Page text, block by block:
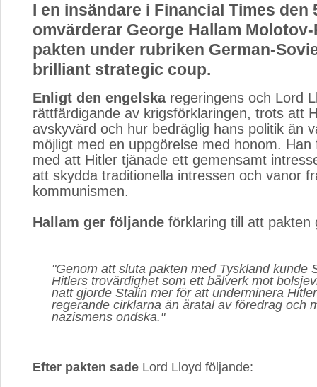
I en insändare i Financial Times den
omvärderar George Hallam
pakten under rubriken German-
brilliant strategic coup.
Enligt den engelskaregeringens och Lord
rättfärdigande av krigsförklaringen, trots att
avskyvärd och hur bedräglig hans politik än
möjligt med en uppgörelse med honom.
med att Hitler tjänade ett gemensamt
att skydda traditionella intressen och vanor
kommunismen.
Hallam ger följande förklaring till att pakten
"Genom att sluta pakten med Tyskland kunde
Hitlers trovärdighet som ett bålverk mot
natt gjorde Stalin mer för att underminera
regerande cirklarna än åratal av föredrag och
nazismens ondska."
Efter pakten sade Lord Lloyd följande: